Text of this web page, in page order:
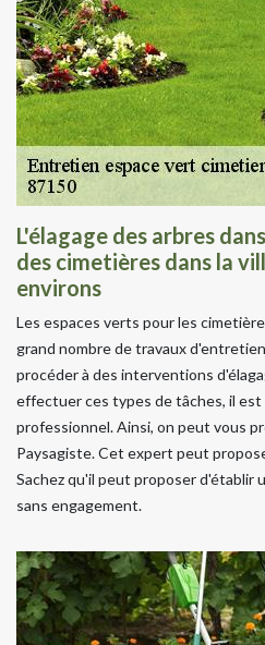
L'élagage des arbres
des cimetières dans la
environs
Les espaces verts pour les
grand nombre de travaux
procéder à des interventions
effectuer ces types de tâches, il est
professionnel. Ainsi, on peut vous
Paysagiste. Cet expert peut
Sachez qu'il peut proposer
sans engagement.